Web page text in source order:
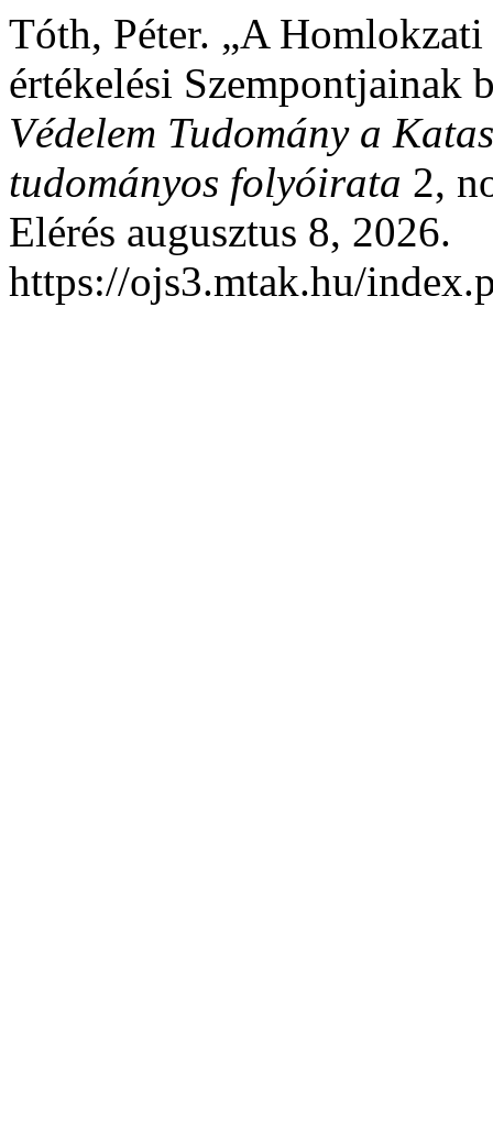
Tóth, Péter. „A
értékelési Szempontjainak
Védelem Tudomány a
tudományos folyóirata 2,
Elérés augusztus 8, 2026.
https://ojs3.mtak.hu/